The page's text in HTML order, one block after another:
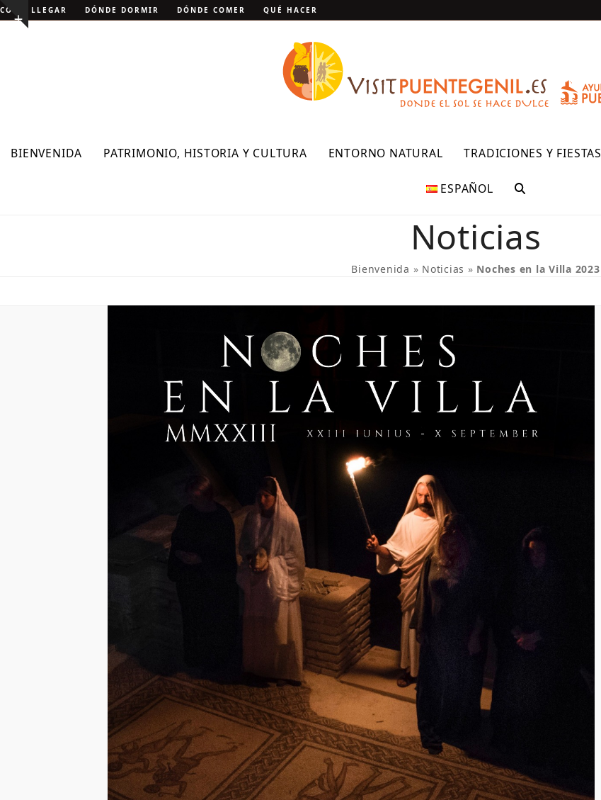
Skip
to Show
CÓMO LLEGAR DÓNDE DORMIR DÓNDE COMER QUÉ HACER
BIENVENIDA PATRIMONIO, HISTORIA Y CULTURA ENTORNO NATURAL TRADICIONES Y FIESTAS
ESPAÑOL
Noticias
Bienvenida » Noticias » Noches en la Villa 2023